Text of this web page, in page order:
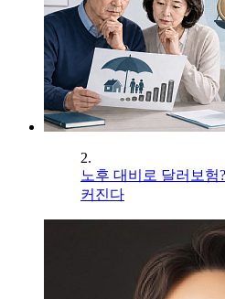
2.
노후 대비로 달러보험
커진다